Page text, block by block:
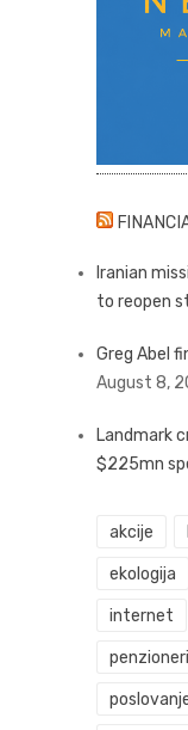
Iranian
to reopen
Greg Abel
August 8,
Landmark
$225mn
akcije
ekologija
internet
penzioneri